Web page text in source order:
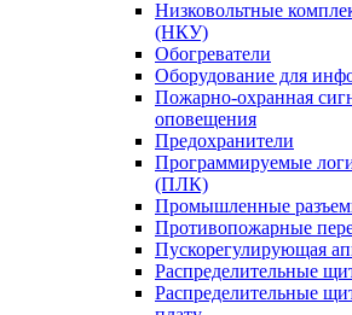
Низковольтные
(НКУ)
Обогреватели
Оборудование для
Пожарно-охранная
оповещения
Предохранители
Программируемые
(ПЛК)
Промышленные
Противопожарные
Пускорегулирующая
Распределительные
Распределительные